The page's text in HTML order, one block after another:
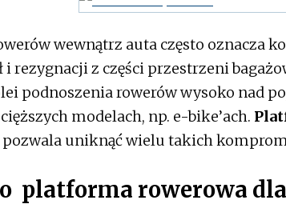
wewnątrz auta często oznacza
i rezygnacji z części przestrzeni
podnoszenia rowerów wysoko nad
modelach, np. e-bike’ach.
pozwala uniknąć wielu takich
platforma rowerowa